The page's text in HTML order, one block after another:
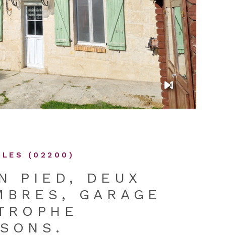
(02200)
PIED, DEUX
GARAGE